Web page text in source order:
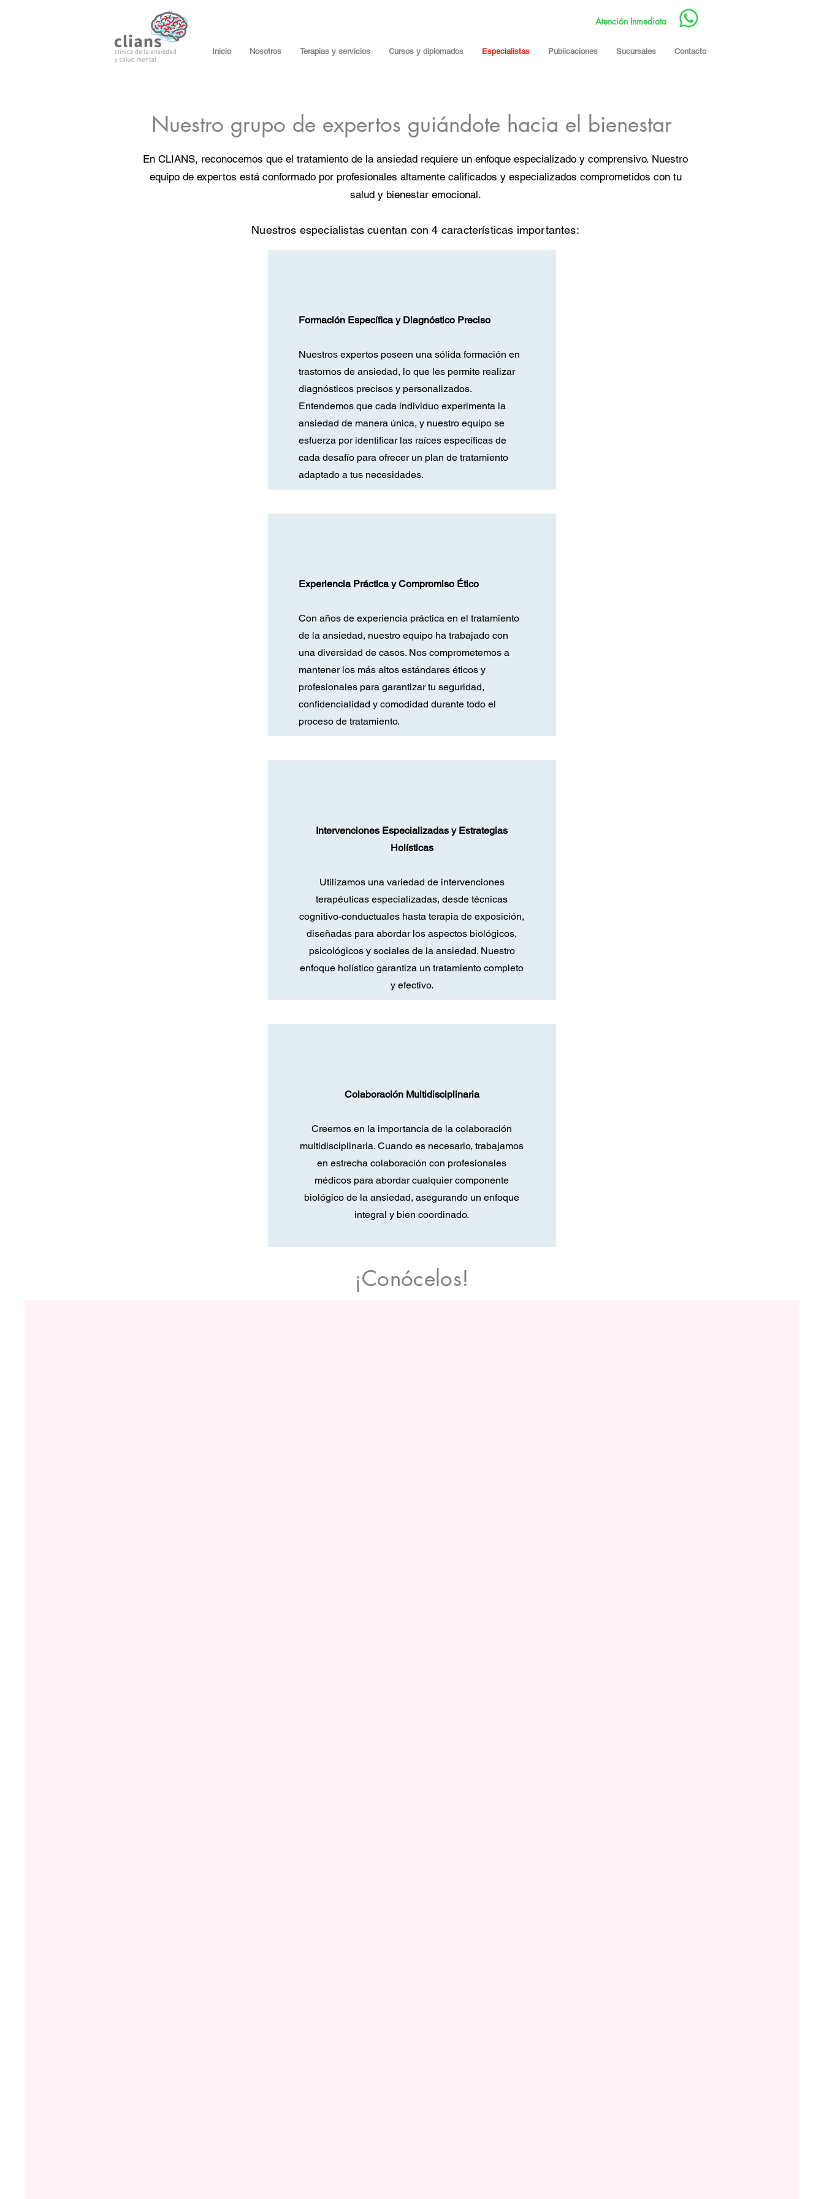
Atención Inmediata
Inicio Nosotros Terapias y servicios Cursos y diplomados Especialistas Publicaciones Sucursales Contacto
Nuestro grupo de expertos guiándote hacia el bienestar
En CLIANS, reconocemos que el tratamiento de la ansiedad requiere un enfoque especializado y comprensivo. Nuestro
equipo de expertos está conformado por profesionales altamente calificados y especializados comprometidos con tu
salud y bienestar emocional.
Nuestros especialistas cuentan con 4 características importantes:
Formación Específica y Diagnóstico Preciso
Nuestros expertos poseen una sólida formación en
trastornos de ansiedad, lo que les permite realizar
diagnósticos precisos y personalizados.
Entendemos que cada individuo experimenta la
ansiedad de manera única, y nuestro equipo se
esfuerza por identificar las raíces específicas de
cada desafío para ofrecer un plan de tratamiento
adaptado a tus necesidades.
Experiencia Práctica y Compromiso Ético
Con años de experiencia práctica en el tratamiento
de la ansiedad, nuestro equipo ha trabajado con
una diversidad de casos. Nos comprometemos a
mantener los más altos estándares éticos y
profesionales para garantizar tu seguridad,
confidencialidad y comodidad durante todo el
proceso de tratamiento.
Intervenciones Especializadas y Estrategias
Holísticas
Utilizamos una variedad de intervenciones
terapéuticas especializadas, desde técnicas
cognitivo-conductuales hasta terapia de exposición,
diseñadas para abordar los aspectos biológicos,
psicológicos y sociales de la ansiedad. Nuestro
enfoque holístico garantiza un tratamiento completo
y efectivo.
Colaboración Multidisciplinaria
Creemos en la importancia de la colaboración
multidisciplinaria. Cuando es necesario, trabajamos
en estrecha colaboración con profesionales
médicos para abordar cualquier componente
biológico de la ansiedad, asegurando un enfoque
integral y bien coordinado.
¡Conócelos!